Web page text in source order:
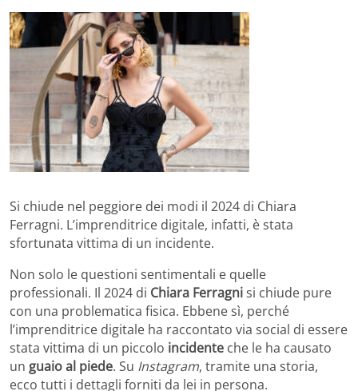
Si chiude nel peggiore dei modi il 2024 di Chiara
Ferragni. L’imprenditrice digitale, infatti, è stata
sfortunata vittima di un incidente.
Non solo le questioni sentimentali e quelle
professionali. Il 2024 di Chiara Ferragnisi chiude pure
con una problematica fisica. Ebbene sì, perché
l’imprenditrice digitale ha raccontato via social di essere
stata vittima di un piccolo incidente che le ha causato
un guaio al piede. Su Instagram, tramite una storia,
ecco tutti i dettagli forniti da lei in persona.